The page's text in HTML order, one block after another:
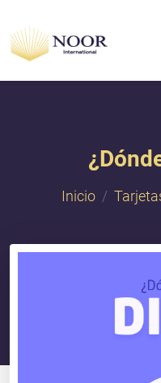
Inicio